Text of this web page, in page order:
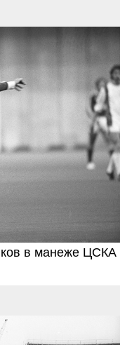
в манеже ЦСКА